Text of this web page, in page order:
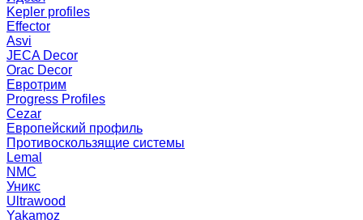
Kepler profiles
Effector
Asvi
JECA Decor
Orac Decor
Евротрим
Progress Profiles
Cezar
Европейский профиль
Противоскользящие системы
Lemal
NMC
Уникс
Ultrawood
Yakamoz